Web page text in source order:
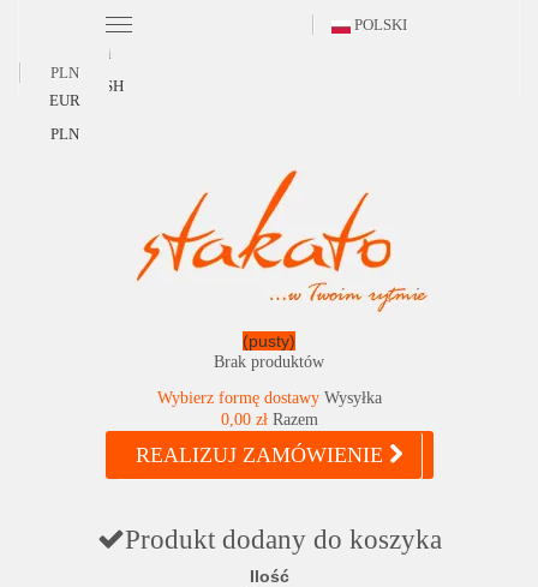
POLSKI
Polski
ENGLISH
PLN
EUR
PLN
(pusty)
Brak produktów
Wybierz formę dostawy Wysyłka
0,00 zł Razem
REALIZUJ ZAMÓWIENIE
Produkt dodany do koszyka
Ilość